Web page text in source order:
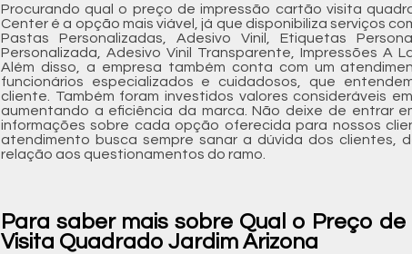
Procurando qual o preço de impressão cartão visita
Center é a opção mais viável, já que disponibiliza serviços
Pastas Personalizadas, Adesivo Vinil, Etiquetas
Personalizada, Adesivo Vinil Transparente, Impressões A
Além disso, a empresa também conta com um
funcionários especializados e cuidadosos, que
cliente. Também foram investidos valores consideráveis
aumentando a eficiência da marca. Não deixe de entrar
informações sobre cada opção oferecida para nossos
atendimento busca sempre sanar a dúvida dos clientes,
relação aos questionamentos do ramo.
Para saber mais sobre Qual o Preço
Visita Quadrado Jardim Arizona